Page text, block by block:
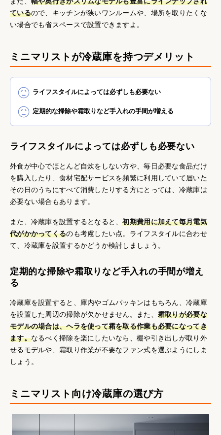
ているので、キッチンが狭いワンルームや、場所を取りたくな
い場合でも省スペースで設置できますよ。
ミニマリストが冷蔵庫を持つデメリット
ライフスタイルによっては必ずしも必要ない
定期的な掃除や霜取りなど手入れの手間が増える
ライフスタイルによっては必ずしも必要ない
外食が中心でほとんど自炊をしない方や、毎日必要な食品だけ
を購入したり、食材宅配サービスを頻繁に利用していて届いた
その日のうちにすべて消費したりする方にとっては、冷蔵庫は
必要ない場合もあります。
また、冷蔵庫を設置するとなると、初期費用に加えて毎月電気
代がかかってくるのも考慮したい点。ライフスタイルに合わせ
て、冷蔵庫を設置するかどうか検討しましょう。
定期的な掃除や霜取りなど手入れの手間が増え
る
冷蔵庫を設置すると、庫内やゴムパッキンはもちろん、冷蔵庫
を設置した周辺の掃除が欠かせません。また、 霜取りが必要な
モデルの場合は、ヘラを使って霜を取る作業も必要になってき
ます。なるべく掃除を楽にしたいなら、棚や引き出しが取り外
せるモデルや、霜取り作業が不要なファン式を選ぶようにしま
しょう。
ミニマリスト向け冷蔵庫の選び方